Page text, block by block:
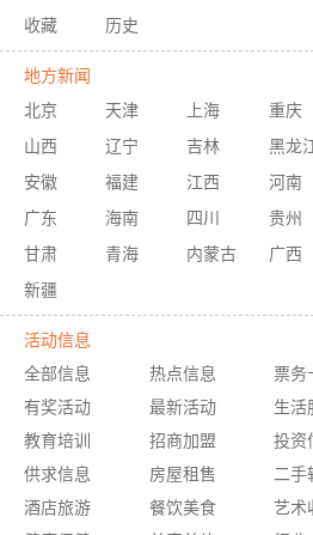
收藏
历史
地方新闻
北京 天津 上海 重庆
山西
辽宁 吉林 黑龙
安徽
福建 江西 河南
广东
海南 四川 贵州
甘肃
青海 内蒙古 广西
新疆
活动信息
全部信息 热点信息 票务
有奖活动
最新活动 生活
教育培训
招商加盟 投资
供求信息
房屋租售 二手
酒店旅游
餐饮美食 艺术